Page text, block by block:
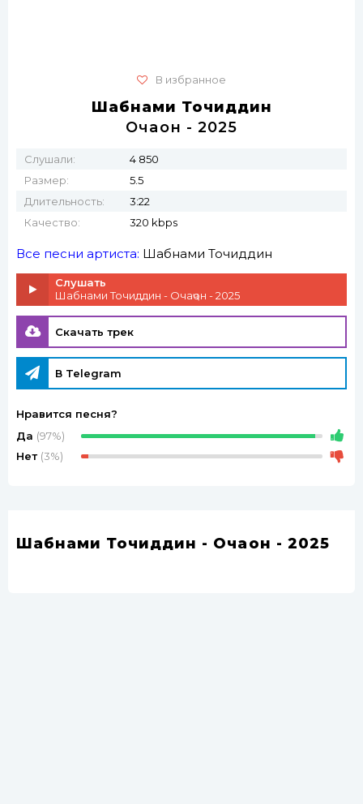
В избранное
Шабнами Точиддин
Очаҷон - 2025
Слушали:
4 850
Размер:
5.5
Длительность:
3:22
Качество:
320 kbps
Все песни артиста: Шабнами Точиддин
Слушать
Шабнами Точиддин - Очаҷон - 2025
Скачать трек
В Telegram
Нравится песня?
Да (97%)
Нет (3%)
Шабнами Точиддин - Очаҷон - 2025